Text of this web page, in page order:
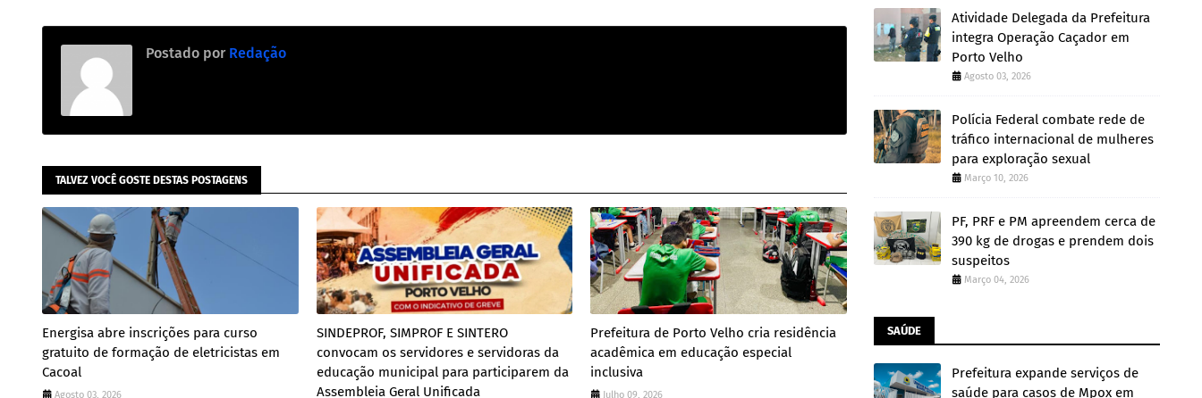
Postado por Redação
TALVEZ VOCÊ GOSTE DESTAS POSTAGENS
Energisa abre inscrições para curso
gratuito de formação de eletricistas em
Cacoal
Agosto 03, 2026
SINDEPROF, SIMPROF E SINTERO
convocam os servidores e servidoras da
educação municipal para participarem da
Assembleia Geral Unificada
Prefeitura de Porto Velho cria residência
acadêmica em educação especial
inclusiva
Julho 09, 2026
Atividade Delegada da Prefeitura
integra Operação Caçador em
Porto Velho
Agosto 03, 2026
Polícia Federal combate rede de
tráfico internacional de mulheres
para exploração sexual
Março 10, 2026
PF, PRF e PM apreendem cerca de
390 kg de drogas e prendem dois
suspeitos
Março 04, 2026
SAÚDE
Prefeitura expande serviços de
saúde para casos de Mpox em